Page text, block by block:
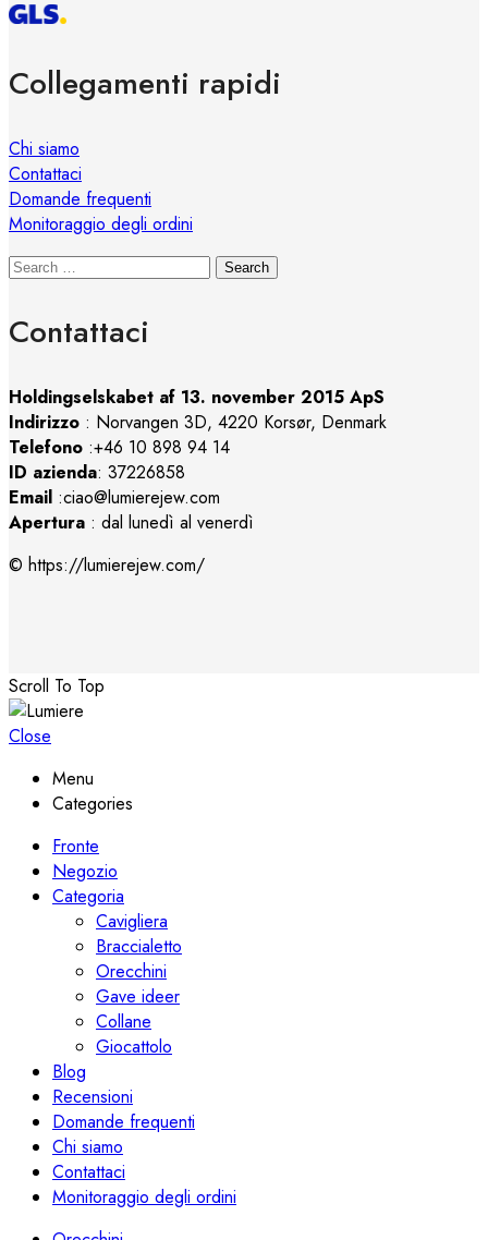
Collegamenti rapidi
Chi siamo
Contattaci
Domande frequenti
Monitoraggio degli ordini
Search
Contattaci
Holdingselskabet af 13. november 2015 ApS
Indirizzo : Norvangen 3D, 4220 Korsør, Denmark
Telefono :+46 10 898 94 14
ID azienda: 37226858
Email :ciao@lumierejew.com
Apertura : dal lunedì al venerdì
© https://lumierejew.com/
Scroll To Top
Close
Menu
Categories
Fronte
Negozio
Categoria
Cavigliera
Braccialetto
Orecchini
Gave ideer
Collane
Giocattolo
Blog
Recensioni
Domande frequenti
Chi siamo
Contattaci
Monitoraggio degli ordini